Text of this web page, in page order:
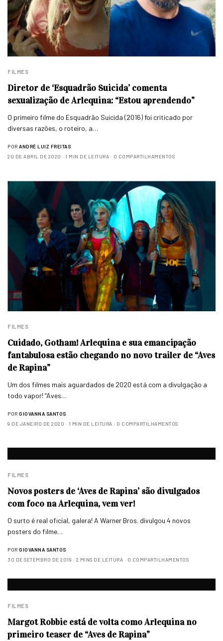
FILMES
Diretor de ‘Esquadrão Suicida’ comenta
sexualização de Arlequina: “Estou aprendendo”
O primeiro filme do Esquadrão Suicida (2016) foi criticado por
diversas razões, o roteiro, a…
POR ANDRÉ LUIZ FREITAS
20 DE ABRIL DE 2020
1 MIN DE LEITURA 0 COMPARTILHAMENTOS
FILMES
Cuidado, Gotham! Arlequina e sua emancipação
fantabulosa estão chegando no novo trailer de “Aves
de Rapina”
Um dos filmes mais aguardados de 2020 está com a divulgação a
todo vapor! “Aves…
POR GIOVANNA SANTOS
9 DE JANEIRO DE 2020
1 MIN DE LEITURA 0 COMPARTILHAMENTOS
FILMES
Novos posters de ‘Aves de Rapina’ são divulgados
com foco na Arlequina, vem ver!
O surto é real oficial, galera! A Warner Bros. divulgou 4 novos
posters do filme…
POR GIOVANNA SANTOS
30 DE SETEMBRO DE 2019
2 MINS DE LEITURA 0 COMPARTILHAMENTOS
FILMES
Margot Robbie está de volta como Arlequina no
primeiro teaser de “Aves de Rapina”